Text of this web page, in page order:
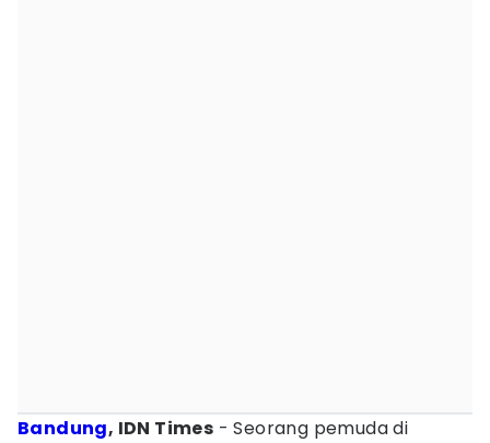
Bandung, IDN Times - Seorang pemuda di